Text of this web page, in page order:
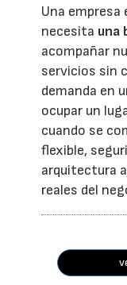
Una empresa
necesita una
acompañar
servicios sin
demanda en
ocupar un
cuando se
flexible,
arquitectura
reales del